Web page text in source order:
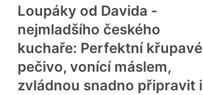
Loupáky od Davida -
nejmladšího českého
kuchaře: Perfektní křupavé
pečivo, vonící máslem,
zvládnou snadno připravit i